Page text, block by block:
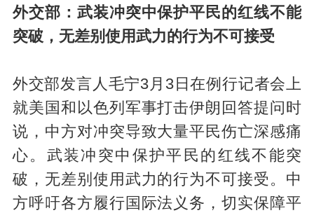
外交部：武装冲突中保护平民的红线不能
突破，无差别使用武力的行为不可接受
外交部发言人毛宁3月3日在例行记者会上
就美国和以色列军事打击伊朗回答提问时
说，中方对冲突导致大量平民伤亡深感痛
心。武装冲突中保护平民的红线不能突
破，无差别使用武力的行为不可接受。中
方呼吁各方履行国际法义务，切实保障平